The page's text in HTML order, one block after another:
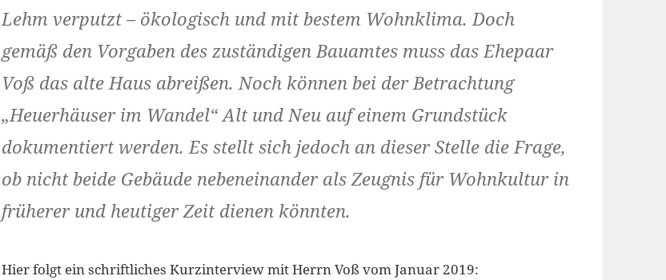
Lehm ver­putzt – ökologisch und mit bestem Wohnklima. Doch
gemäß den Vorgaben des zuständigen Bauamtes muss das Ehepaar
Voß das alte Haus abreißen. Noch können bei der Betrachtung
„Heuerhäuser im Wandel“ Alt und Neu auf einem Grundstück
dokumentiert werden. Es stellt sich jedoch an dieser Stelle die Frage,
ob nicht beide Gebäude nebeneinander als Zeugnis für Wohn­kultur in
früherer und heutiger Zeit dienen könnten.
Hier folgt ein schriftliches Kurzinterview mit Herrn Voß vom Januar 2019: